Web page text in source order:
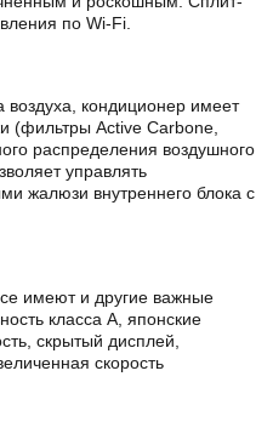
по Wi-Fi.
воздуха, кондиционер имеет
(фильтры Active Carbone,
распределения воздушного
управлять
жалюзи внутреннего блока с
имеют и другие важные
класса А, японские
скрытый дисплей,
скорость